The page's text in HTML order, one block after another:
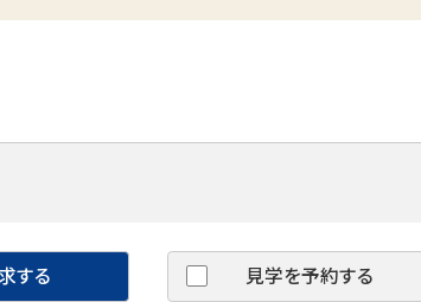
する 見学を予約する